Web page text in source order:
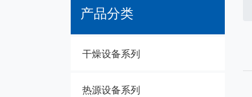
产品分类
干燥设备系列
热源设备系列